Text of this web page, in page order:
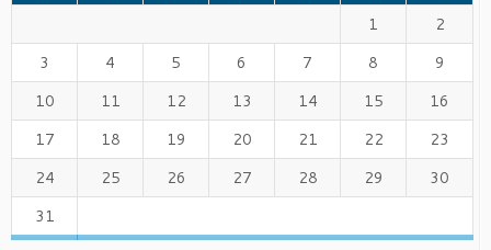
1
2
3
4 5 6 7 8
9
10
11 12 13 14 15
16
17
18 19 20 21 22
23
24
25 26 27 28 29
30
31